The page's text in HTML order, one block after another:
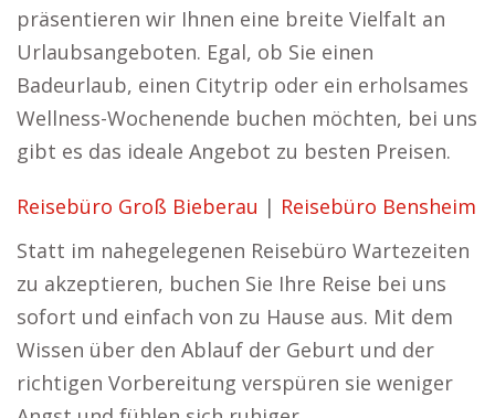
präsentieren wir Ihnen eine breite Vielfalt an
Urlaubsangeboten. Egal, ob Sie einen
Badeurlaub, einen Citytrip oder ein erholsames
Wellness-Wochenende buchen möchten, bei uns
gibt es das ideale Angebot zu besten Preisen.
Reisebüro Groß Bieberau | Reisebüro Bensheim
Statt im nahegelegenen Reisebüro Wartezeiten
zu akzeptieren, buchen Sie Ihre Reise bei uns
sofort und einfach von zu Hause aus. Mit dem
Wissen über den Ablauf der Geburt und der
richtigen Vorbereitung verspüren sie weniger